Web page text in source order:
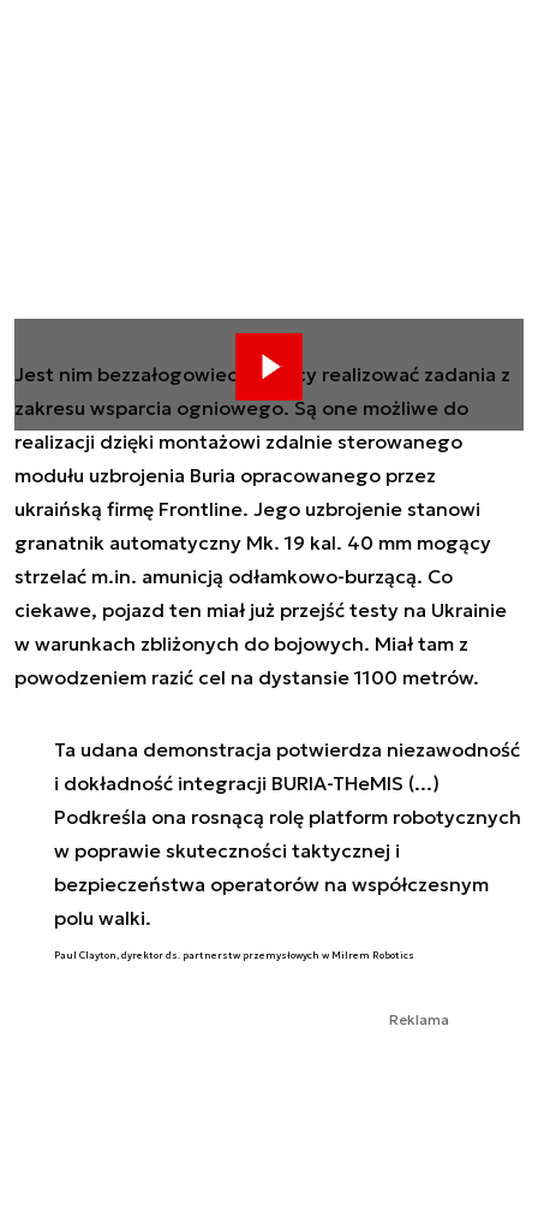
Jest nim bezzałogowiec mogący realizować zadania z
zakresu wsparcia ogniowego. Są one możliwe do
realizacji dzięki montażowi zdalnie sterowanego
modułu uzbrojenia Buria opracowanego przez
ukraińską firmę Frontline. Jego uzbrojenie stanowi
granatnik automatyczny Mk. 19 kal. 40 mm mogący
strzelać m.in. amunicją odłamkowo-burzącą. Co
ciekawe, pojazd ten miał już przejść testy na Ukrainie
w warunkach zbliżonych do bojowych. Miał tam z
powodzeniem razić cel na dystansie 1100 metrów.
Ta udana demonstracja potwierdza niezawodność
i dokładność integracji BURIA-THeMIS (...)
Podkreśla ona rosnącą rolę platform robotycznych
w poprawie skuteczności taktycznej i
bezpieczeństwa operatorów na współczesnym
polu walki.
Paul Clayton, dyrektor ds. partnerstw przemysłowych w Milrem Robotics
Reklama